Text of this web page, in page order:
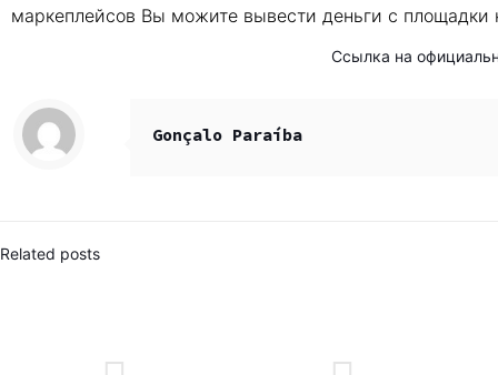
маркеплейсов Вы можите вывести деньги с площадки
Ссылка на
Gonçalo Paraíba
Related posts